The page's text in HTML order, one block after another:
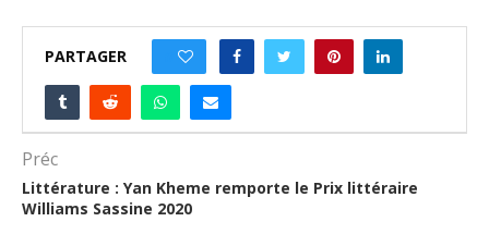
PARTAGER
Préc
Littérature : Yan Kheme remporte le Prix littéraire
Williams Sassine 2020